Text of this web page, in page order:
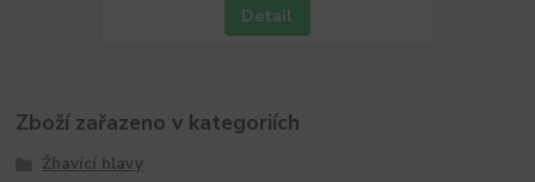
Detail
Zboží zařazeno v kategoriích
Žhavící hlavy